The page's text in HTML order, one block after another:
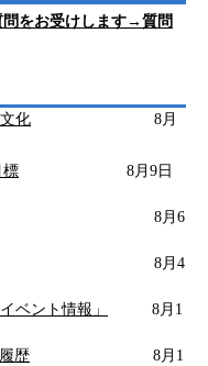
問をお受けします→質問
化 8月
標 8月9日
月6
4
ベント情報」
8月1
履歴 8月1